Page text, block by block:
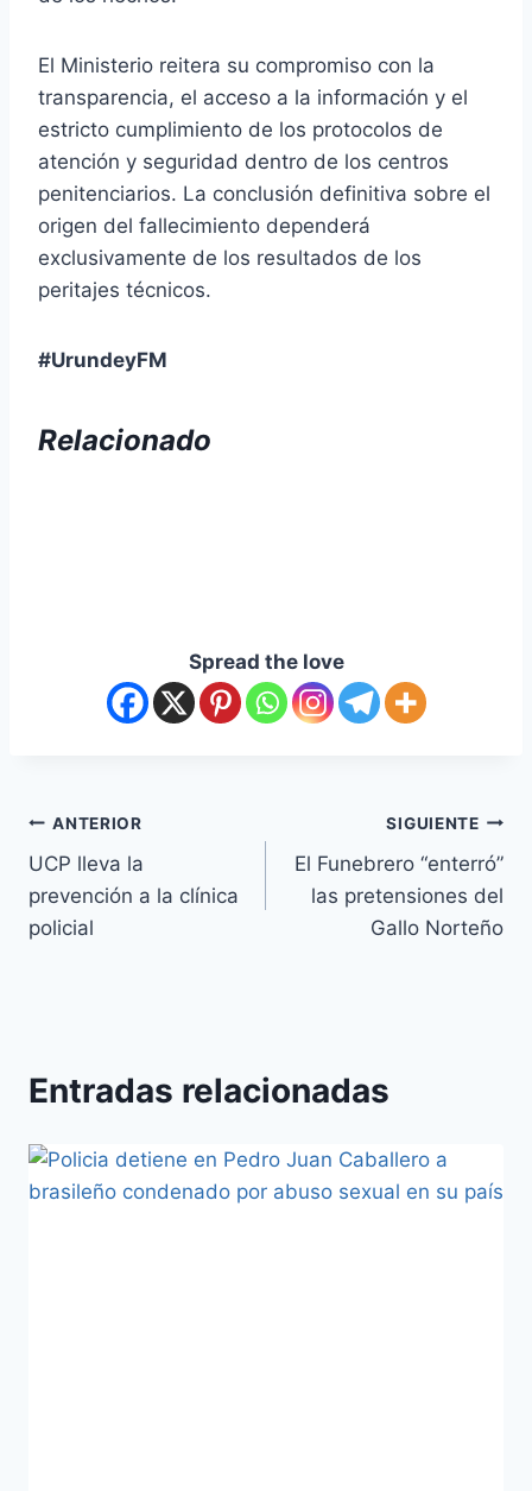
El Ministerio reitera su compromiso con la
transparencia, el acceso a la información y el
estricto cumplimiento de los protocolos de
atención y seguridad dentro de los centros
penitenciarios. La conclusión definitiva sobre el
origen del fallecimiento dependerá
exclusivamente de los resultados de los
peritajes técnicos.
#UrundeyFM
Relacionado
Spread the love
ANTERIOR
UCP lleva la
prevención a la clínica
policial
SIGUIENTE
El Funebrero “enterró”
las pretensiones del
Gallo Norteño
Entradas relacionadas